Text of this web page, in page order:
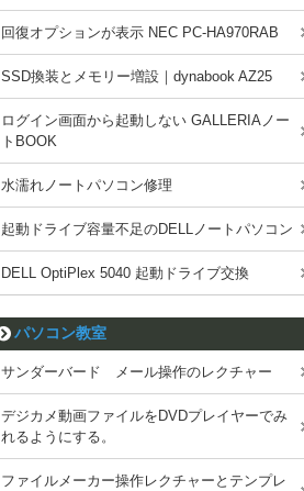
回復オプションが表示 NEC PC-HA970RAB
SSD換装とメモリー増設｜dynabook AZ25
ログイン画面から起動しない GALLERIAノー
トBOOK
水濡れノートパソコン修理
起動ドライブ容量不足のDELLノートパソコン
DELL OptiPlex 5040 起動ドライブ交換
パソコン教室
サンダーバード メール操作のレクチャー
デジカメ動画ファイルをDVDプレイヤーでみ
れるようにする。
ファイルメーカー操作レクチャーとテンプレ